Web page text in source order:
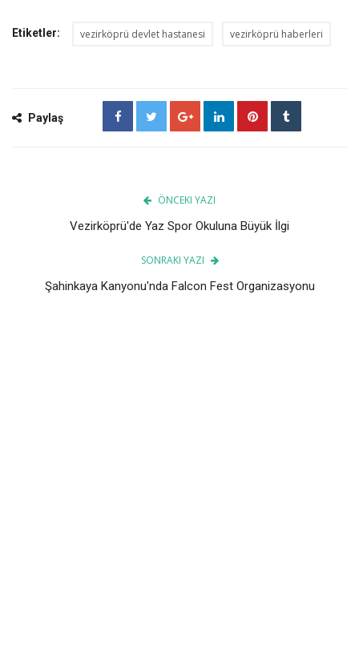
Etiketler: vezirköprü devlet hastanesi vezirköprü haberleri
Paylaş
ÖNCEKI YAZI
Vezirköprü'de Yaz Spor Okuluna Büyük İlgi
SONRAKI YAZI
Şahinkaya Kanyonu'nda Falcon Fest Organizasyonu